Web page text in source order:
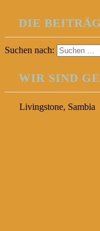
DIE
Suchen nach:
WIR SIND
Livingstone, Sambia